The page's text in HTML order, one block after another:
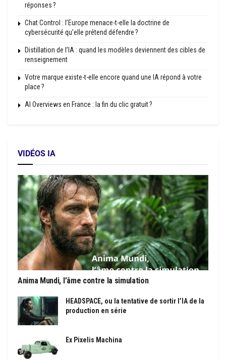
réponses ?
Chat Control : l’Europe menace-t-elle la doctrine de
cybersécurité qu’elle prétend défendre ?
Distillation de l’IA : quand les modèles deviennent des cibles de
renseignement
Votre marque existe-t-elle encore quand une IA répond à votre
place ?
AI Overviews en France : la fin du clic gratuit ?
VIDÉOS IA
Anima Mundi, l’âme contre la simulation
HEADSPACE, ou la tentative de sortir l’IA de la
production en série
Ex Pixelis Machina